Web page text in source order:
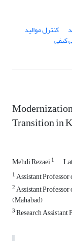
کنترل موالید
Transition in
Mehdi Rezaei1
1Assistant
2Assistant
(Mahabad)
3Research